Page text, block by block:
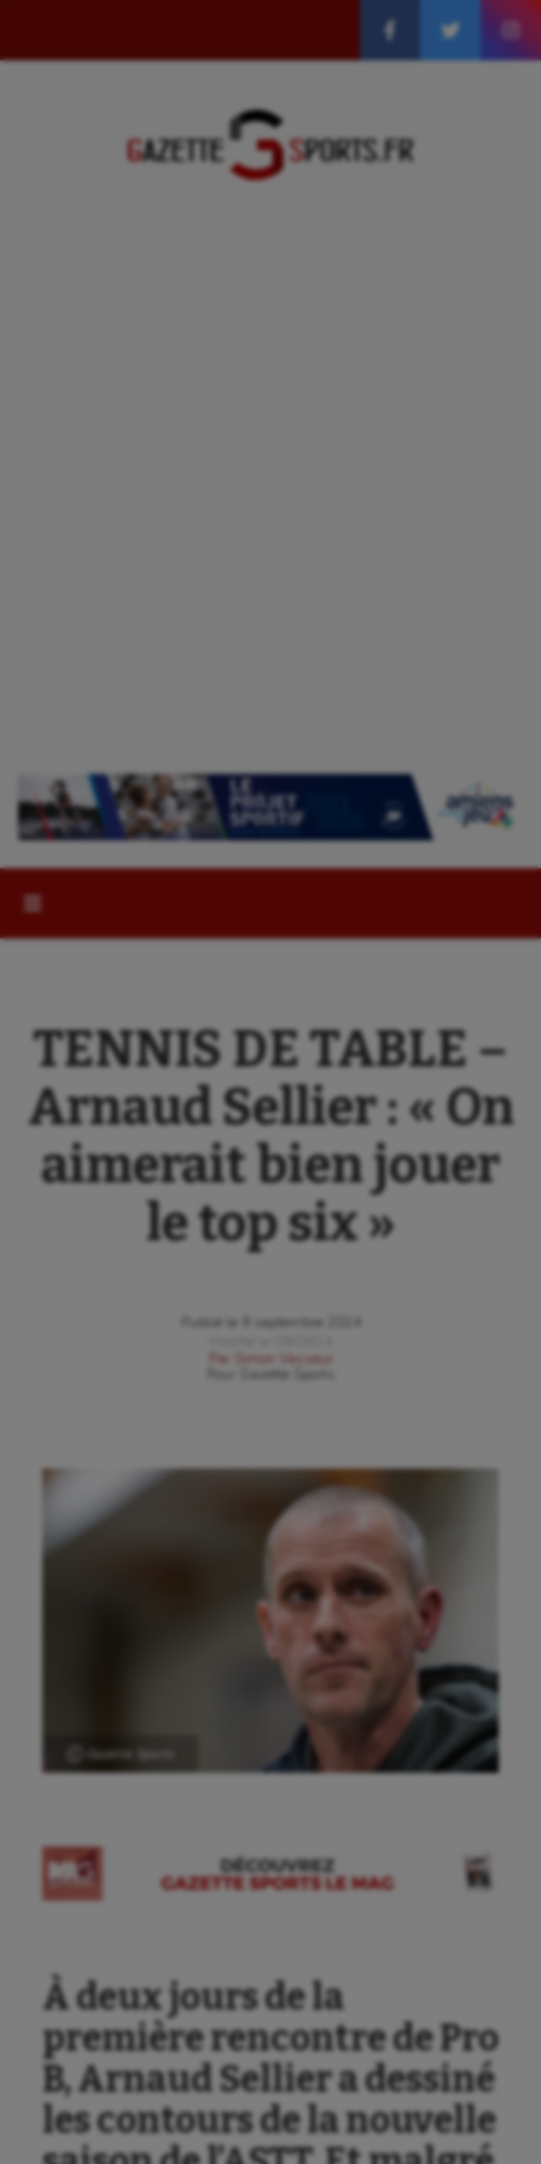
TENNIS DE TABLE –
Arnaud Sellier : « On
aimerait bien jouer
le top six »
Publié le
9 septembre 2024
Par
Simon Vasseur
Gazette Sports
Ⓒ Gazette Sports
À deux jours de la
première rencontre de Pro
B, Arnaud Sellier a dessiné
les contours de la nouvelle